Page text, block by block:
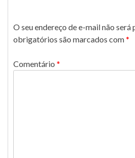
O seu endereço de e-mail não será
obrigatórios são marcados com*
Comentário *